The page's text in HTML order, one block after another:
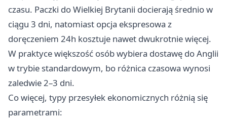
czasu. Paczki do Wielkiej Brytanii docierają średnio w
ciągu 3 dni, natomiast opcja ekspresowa z
doręczeniem 24h kosztuje nawet dwukrotnie więcej.
W praktyce większość osób wybiera dostawę do Anglii
w trybie standardowym, bo różnica czasowa wynosi
zaledwie 2–3 dni.
Co więcej, typy przesyłek ekonomicznych różnią się
parametrami: